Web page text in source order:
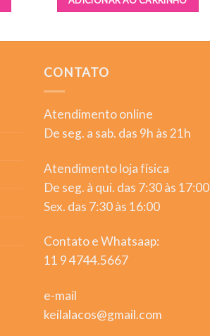
CONTATO
Atendimento online
De seg. a sab. das 9h às 21h
Atendimento loja física
De seg. à qui. das 7:30 às 17:00
Sex. das 7:30 às 16:00
Contato e Whatsaap:
11 9 4744.5667
e-mail
keilalacos@gmail.com